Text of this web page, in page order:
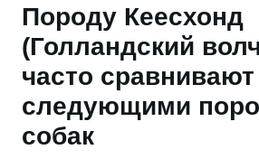
Породу Кеесхонд
(Голландский
часто
следующими
собак